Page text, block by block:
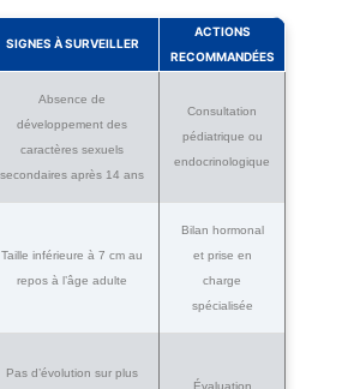
SIGNES À SURVEILLER
ACTIONS
RECOMMANDÉES
Absence de
développement des
caractères sexuels
secondaires après 14 ans
Consultation
pédiatrique ou
endocrinologique
Taille inférieure à 7 cm au
repos à l’âge adulte
Bilan hormonal
et prise en
charge
spécialisée
Pas d’évolution sur plus
Évaluation